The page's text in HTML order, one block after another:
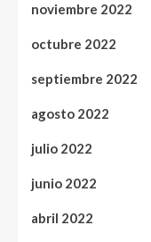
noviembre 2022
octubre 2022
septiembre 2022
agosto 2022
julio 2022
junio 2022
abril 2022